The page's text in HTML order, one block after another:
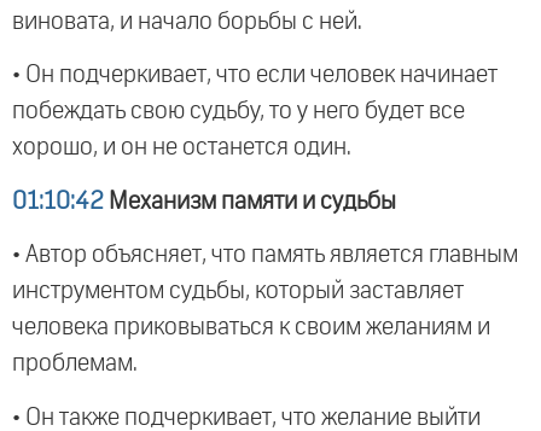
виновата, и начало борьбы с ней.
• Он подчеркивает, что если человек начинает
побеждать свою судьбу, то у него будет все
хорошо, и он не останется один.
01:10:42 Механизм памяти и судьбы
• Автор объясняет, что память является главным
инструментом судьбы, который заставляет
человека приковываться к своим желаниям и
проблемам.
• Он также подчеркивает, что желание выйти